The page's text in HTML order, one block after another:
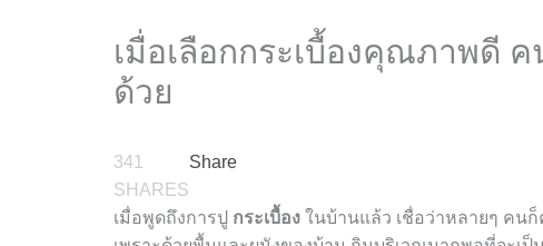
เมื่อเลือกกระเบื้องคุณภาพดี
ด้วย
341
SHARES
Share
เมื่อพูดถึงการปู กระเบื้อง ในบ้านแล้ว เชื่อว่าหลายๆ คน